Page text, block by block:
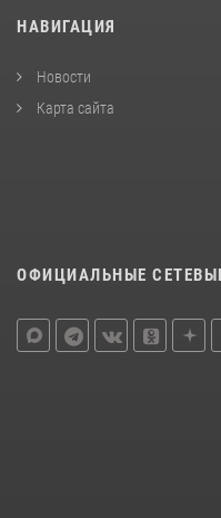
НАВИГАЦИЯ
Новости
Карта сайта
ОФИЦИАЛЬНЫЕ